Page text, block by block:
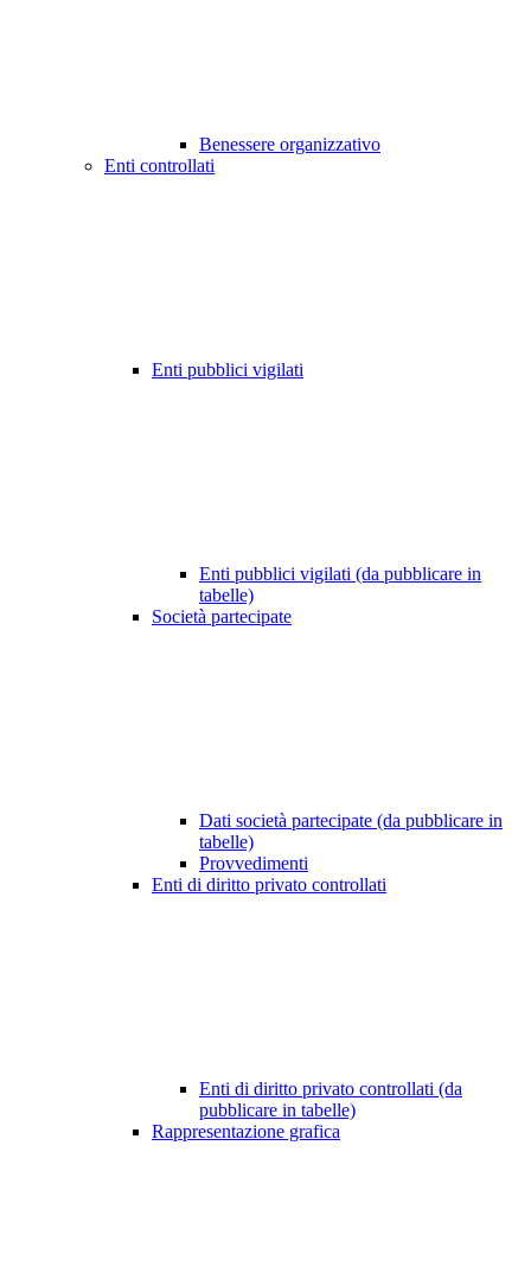
Benessere organizzativo
Enti controllati
Enti pubblici vigilati
Enti pubblici vigilati (da pubblicare in
tabelle)
Società partecipate
Dati società partecipate (da pubblicare in
tabelle)
Provvedimenti
Enti di diritto privato controllati
Enti di diritto privato controllati (da
pubblicare in tabelle)
Rappresentazione grafica